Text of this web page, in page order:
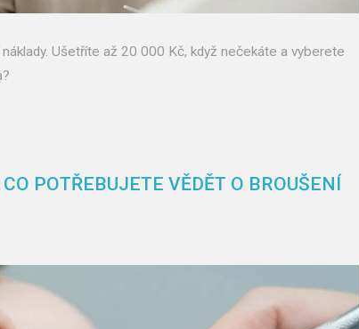
Ušetříte až 20 000 Kč, když nečekáte a vyberete
POTŘEBUJETE VĚDĚT O BROUŠENÍ